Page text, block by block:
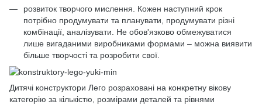
розвиток творчого мислення. Кожен наступний крок
потрібно продумувати та планувати, продумувати різні
комбінації, аналізувати. Не обов'язково обмежуватися
лише вигаданими виробниками формами – можна виявити
більше творчості та розробити свої.
Дитячі конструктори Лего розраховані на конкретну вікову
категорію за кількістю, розмірами деталей та рівнями